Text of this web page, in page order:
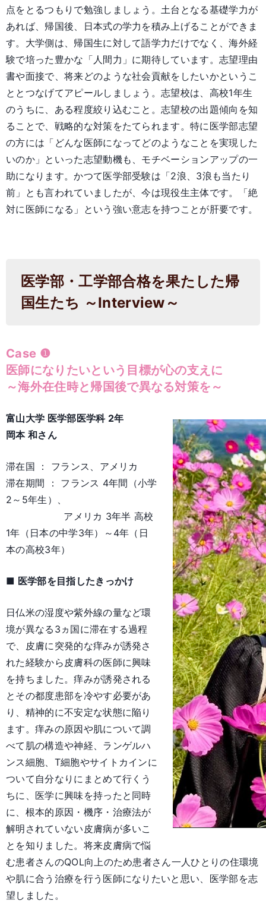
点をとるつもりで勉強しましょう。土台となる基礎学力が
あれば、帰国後、日本式の学力を積み上げることができま
す。大学側は、帰国生に対して語学力だけでなく、海外経
験で培った豊かな「人間力」に期待しています。志望理由
書や面接で、将来どのような社会貢献をしたいかというこ
ととつなげてアピールしましょう。志望校は、高校1年生
のうちに、ある程度絞り込むこと。志望校の出題傾向を知
ることで、戦略的な対策をたてられます。特に医学部志望
の方には「どんな医師になってどのようなことを実現した
いのか」といった志望動機も、モチベーションアップの一
助になります。かつて医学部受験は「2浪、3浪も当たり
前」とも言われていましたが、今は現役生主体です。「絶
対に医師になる」という強い意志を持つことが肝要です。
医学部・工学部合格を果たした帰
国生たち ～Interview～
Case ❶
医師になりたいという目標が心の支えに
～海外在住時と帰国後で異なる対策を～
富山大学 医学部医学科 2年
岡本 和さん
滞在国 ： フランス、アメリカ
滞在期間 ： フランス 4年間（小学
2～5年生）、
アメリカ 3年半 高校
1年（日本の中学3年）～4年（日
本の高校3年）
■ 医学部を目指したきっかけ
日仏米の湿度や紫外線の量など環
境が異なる3ヵ国に滞在する過程
で、皮膚に突発的な痒みが誘発さ
れた経験から皮膚科の医師に興味
を持ちました。痒みが誘発される
とその都度患部を冷やす必要があ
り、精神的に不安定な状態に陥り
ます。痒みの原因や肌について調
べて肌の構造や神経、ランゲルハ
ンス細胞、T細胞やサイトカインに
ついて自分なりにまとめて行くう
ちに、医学に興味を持ったと同時
に、根本的原因・機序・治療法が
解明されていない皮膚病が多いこ
とを知りました。将来皮膚病で悩
む患者さんのQOL向上のため患者さん一人ひとりの住環境
や肌に合う治療を行う医師になりたいと思い、医学部を志
望しました。